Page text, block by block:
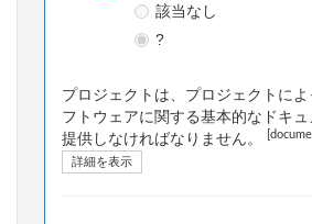
該当なし
?
プロジェクトは、プロジェクトに
フトウェアに関する基本的なドキ
提供しなければなりません。
詳細を表示